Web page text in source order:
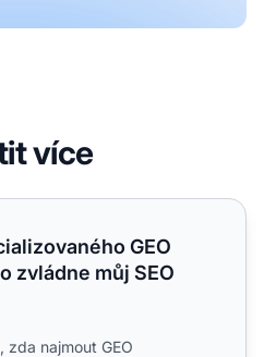
více
GEO specialistu, nebo to
GEO
zvládne můj SEO
zda najmout GEO